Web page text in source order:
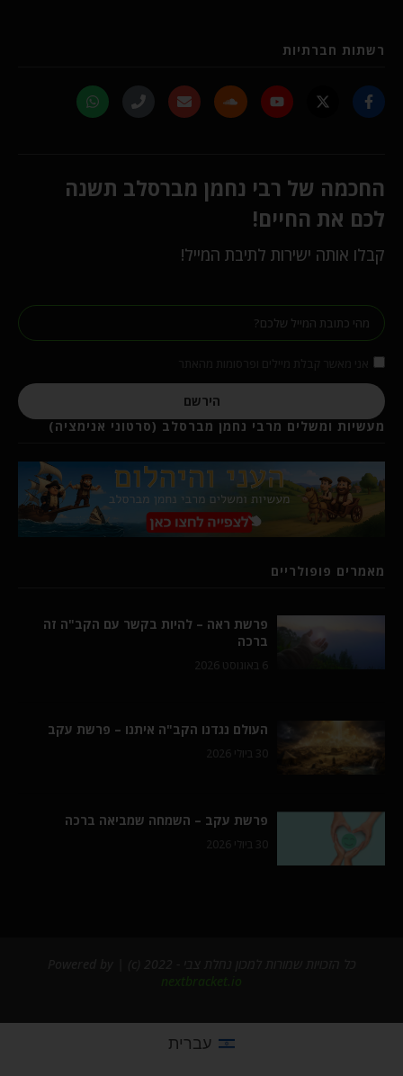
רשתות חברתיות
החכמה של רבי נחמן מברסלב תשנה
לכם את החיים!
קבלו אותה ישירות לתיבת המייל!
הירשם
מעשיות ומשלים מרבי נחמן מברסלב (סרטוני אנימציה)
מאמרים פופולריים
פרשת ראה – להיות בקשר עם הקב"ה זה
ברכה
6 באוגוסט 2026
העולם נגדנו הקב"ה איתנו – פרשת עקב
30 ביולי 2026
פרשת עקב – השמחה שמביאה ברכה
30 ביולי 2026
nextbracket.io
עברית